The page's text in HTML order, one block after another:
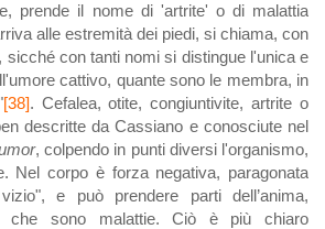
prende il nome di 'artrite' o di malattia
alle estremità dei piedi, si chiama, con
sicché con tanti nomi si distingue l'unica e
cattivo, quante sono le membra, in
[38]. Cefalea, otite, congiuntivite, artrite o
descritte da Cassiano e conosciute nel
, colpendo in punti diversi l'organismo,
Nel corpo è forza negativa, paragonata
e può prendere parti dell’anima,
che sono malattie. Ciò è più chiaro